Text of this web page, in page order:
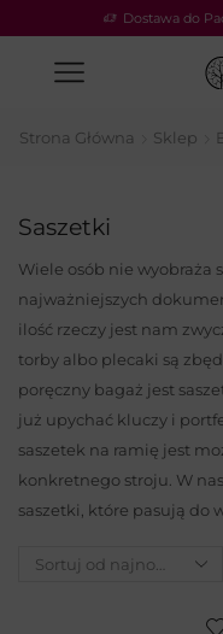
Dostawa do
Strona Główna Sklep
Saszetki
Wiele osób nie wyobraża
najważniejszych
ilość rzeczy jest nam
torby albo plecaki są
poręczny bagaż jest
już upychać kluczy i
saszetek na ramię jest
konkretnego stroju. W
saszetki, które pasują do